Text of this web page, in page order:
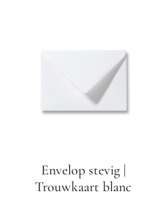
Envelop stevig |
Trouwkaart blanc